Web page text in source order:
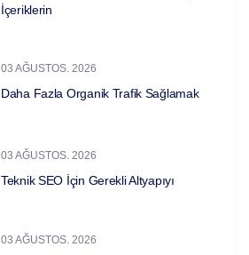
İçeriklerin
03 AĞUSTOS. 2026
Daha Fazla Organik Trafik Sağlamak
03 AĞUSTOS. 2026
Teknik SEO İçin Gerekli Altyapıyı
03 AĞUSTOS. 2026